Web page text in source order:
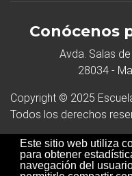
Este sitio web utiliza
para obtener
navegación del
Conócenos
Avda. Salas
28034 -
Copyright © 2025
Todos los derechos
Desarrollo Web